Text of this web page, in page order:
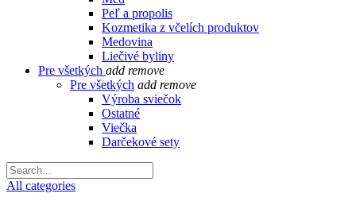
Peľ a propolis
Kozmetika z včelích produktov
Medovina
Liečivé byliny
Pre všetkých add remove
Pre všetkých add remove
Výroba sviečok
Ostatné
Viečka
Darčekové sety
All categories